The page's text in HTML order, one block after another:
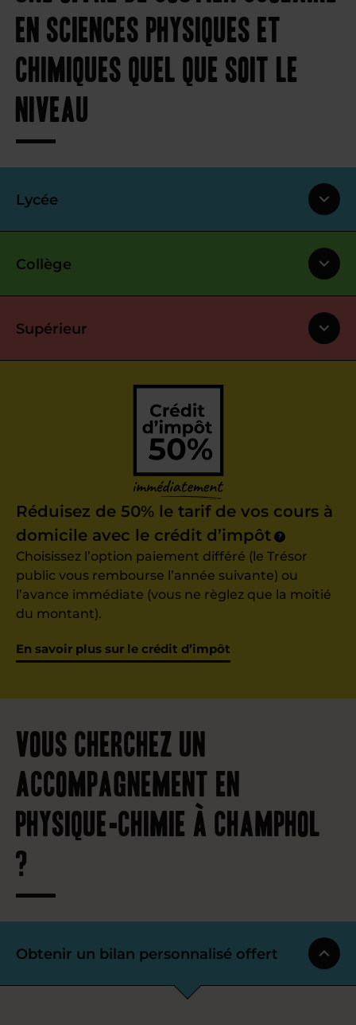
en sciences physiques et
chimiques quel que soit le
niveau
Lycée
Collège
Supérieur
Réduisez de 50% le tarif de vos cours à
domicile avec le crédit d’impôt
?
Choisissez l’option paiement différé (le Trésor
public vous rembourse l’année suivante) ou
l’avance immédiate (vous ne règlez que la moitié
du montant).
En savoir plus sur le crédit d’impôt
Vous cherchez un
accompagnement en
physique-chimie à Champhol
?
Obtenir un bilan personnalisé offert